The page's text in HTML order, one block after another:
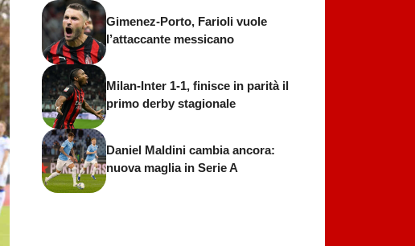
Gimenez-Porto, Farioli vuole
l’attaccante messicano
Milan-Inter 1-1, finisce in parità il
primo derby stagionale
Daniel Maldini cambia ancora:
nuova maglia in Serie A